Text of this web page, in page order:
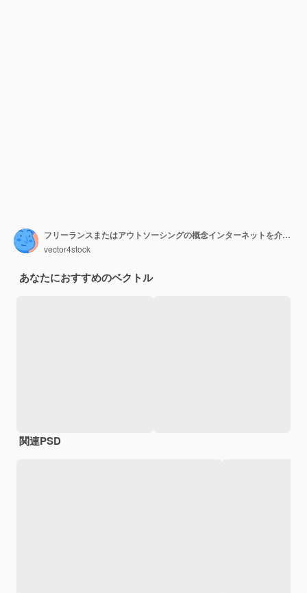
フリーランスまたはアウトソーシングの概念インターネットを介してリモートで作業する人々ジョップの独立性とフリースケジュールのアイデア時間管理作業効率ベクトルフラットイラスト
vector4stock
あなたにおすすめのベクトル
関連PSD